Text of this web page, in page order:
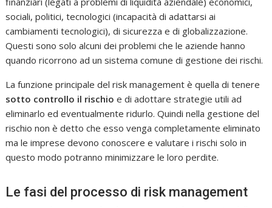
sociali, politici, tecnologici (incapacità di adattarsi ai
cambiamenti tecnologici), di sicurezza e di globalizzazione.
Questi sono solo alcuni dei problemi che le aziende hanno
quando ricorrono ad un sistema comune di gestione dei rischi.
La funzione principale del risk management è quella di tenere
sotto controllo il rischioe di adottare strategie utili ad
eliminarlo ed eventualmente ridurlo. Quindi nella gestione del
rischio non è detto che esso venga completamente eliminato
ma le imprese devono conoscere e valutare i rischi solo in
questo modo potranno minimizzare le loro perdite.
Le fasi del processo di risk management